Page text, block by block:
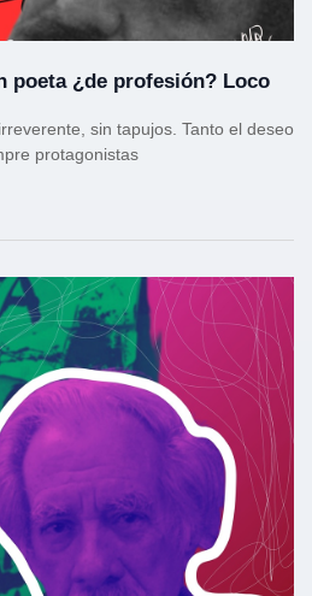
poeta ¿de profesión? Loco
sin tapujos. Tanto el deseo
protagonistas